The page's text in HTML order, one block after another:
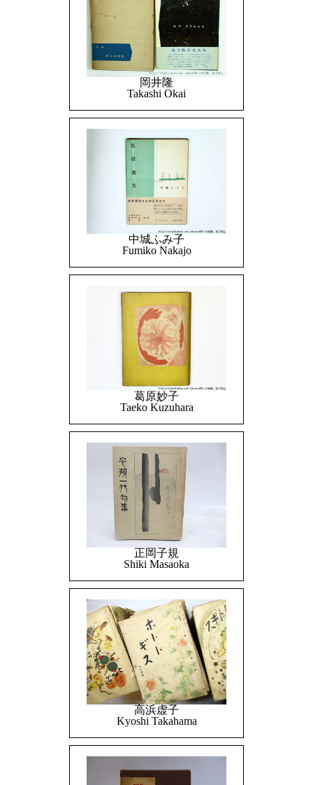
岡井隆
Takashi Okai
中城ふみ子
Fumiko Nakajo
葛原妙子
Taeko Kuzuhara
正岡子規
Shiki Masaoka
高浜虚子
Kyoshi Takahama